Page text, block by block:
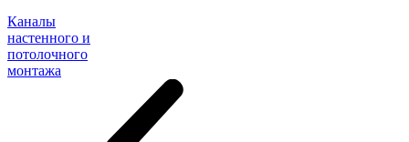
Каналы
настенного и
потолочного
монтажа